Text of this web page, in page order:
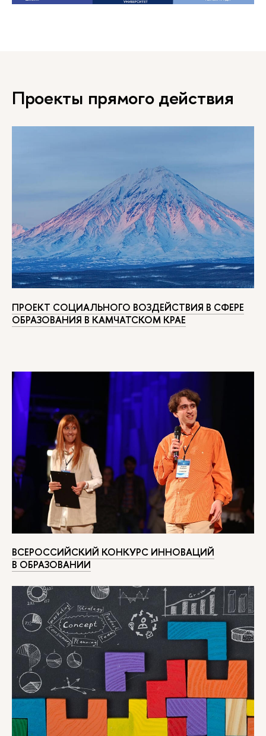
Проекты прямого действия
ПРОЕКТ СОЦИАЛЬНОГО ВОЗДЕЙСТВИЯ В СФЕРЕ
ОБРАЗОВАНИЯ В КАМЧАТСКОМ КРАЕ
ВСЕРОССИЙСКИЙ КОНКУРС ИННОВАЦИЙ
В ОБРАЗОВАНИИ